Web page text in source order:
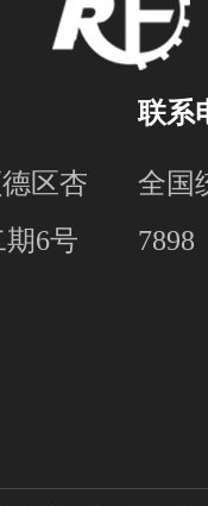
区杏
6号
联系
全国
7898